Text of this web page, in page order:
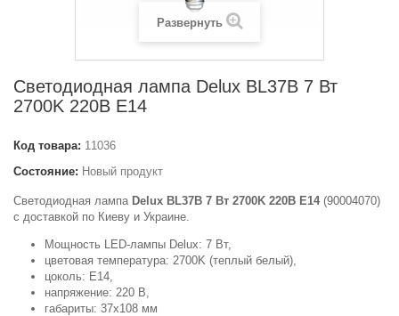
Развернуть
Светодиодная лампа Delux BL37B 7 Вт
2700K 220В E14
Код товара: 11036
Состояние: Новый продукт
Светодиодная лампа Delux BL37B 7 Вт 2700K 220В E14(90004070)
с доставкой по Киеву и Украине.
Мощность LED-лампы Delux: 7 Вт,
цветовая температура: 2700K (теплый белый),
цоколь: E14,
напряжение: 220 В,
габариты: 37х108 мм